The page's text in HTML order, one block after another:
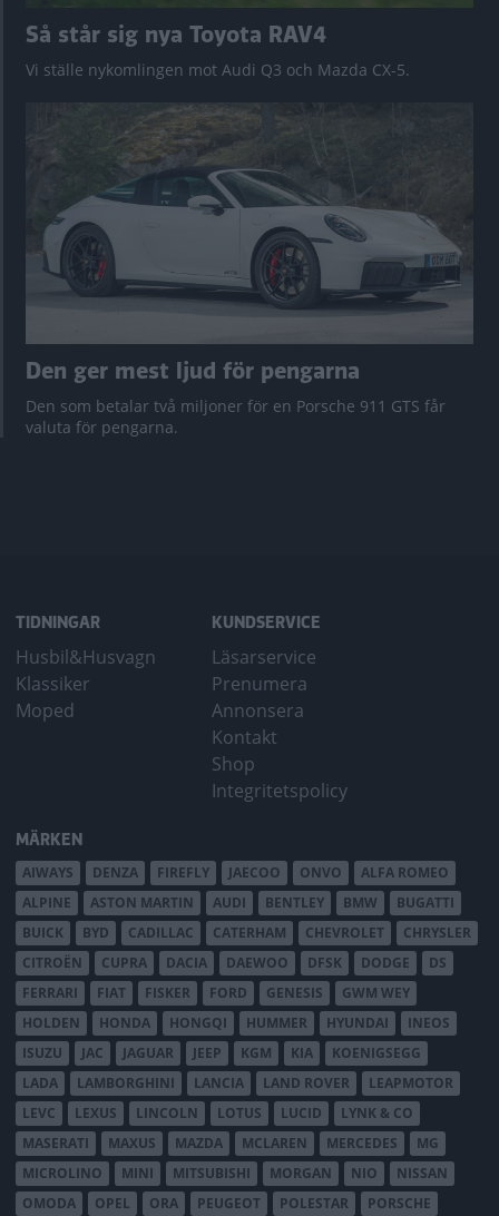
Så står sig nya Toyota RAV4
Vi ställe nykomlingen mot Audi Q3 och Mazda CX-5.
Den ger mest ljud för pengarna
Den som betalar två miljoner för en Porsche 911 GTS får
valuta för pengarna.
TIDNINGAR
Husbil&Husvagn
Klassiker
Moped
KUNDSERVICE
Läsarservice
Prenumera
Annonsera
Kontakt
Shop
Integritetspolicy
MÄRKEN
AIWAYS DENZA FIREFLY JAECOO ONVO
ALFA ROMEO
ALPINE
ASTON MARTIN AUDI BENTLEY BMW
BUGATTI
BUICK
BYD CADILLAC CATERHAM CHEVROLET
CHRYSLER
CITROËN
CUPRA DACIA DAEWOO DFSK DODGE
DS
FERRARI
FIAT FISKER FORD GENESIS
GWM WEY
HOLDEN
HONDA HONGQI HUMMER HYUNDAI
INEOS
ISUZU
JAC JAGUAR JEEP KGM KIA
KOENIGSEGG
LADA
LAMBORGHINI LANCIA LAND ROVER
LEAPMOTOR
LEVC
LEXUS LINCOLN LOTUS LUCID
LYNK & CO
MASERATI
MAXUS MAZDA MCLAREN MERCEDES
MG
MICROLINO
MINI MITSUBISHI MORGAN NIO
NISSAN
OMODA
OPEL ORA PEUGEOT POLESTAR PORSCHE